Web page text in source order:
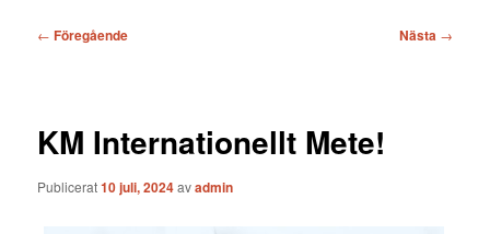
Inläggsnavigering
← Föregående Nästa →
KM Internationellt Mete!
Publicerat10 juli, 2024avadmin